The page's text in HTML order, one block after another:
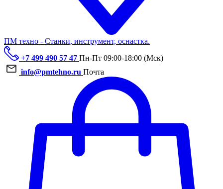
ПМ техно - Станки, инструмент, оснастка.
+7 499 490 57 47 Пн-Пт 09:00-18:00 (Мск)
info@pmtehno.ru Почта